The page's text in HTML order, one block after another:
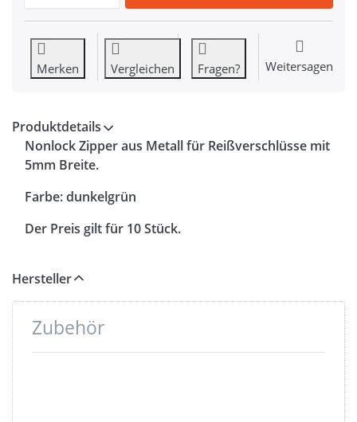
Merken Vergleichen Fragen? Weitersagen
Produktdetails
Nonlock Zipper aus Metall für Reißverschlüsse mit
5mm Breite.
Farbe: dunkelgrün
Der Preis gilt für 10 Stück.
Hersteller
Zubehör